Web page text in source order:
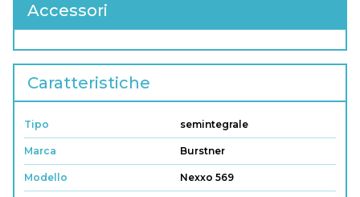
Accessori
Caratteristiche
Tipo semintegrale
Marca Burstner
Modello Nexxo 569